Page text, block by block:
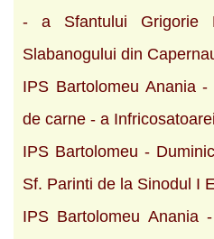
- a Sfantului Grigorie
Slabanogului din
IPS Bartolomeu Anania
de carne - a
IPS Bartolomeu -
Sf. Parinti de la Sinodul I
IPS Bartolomeu Anania